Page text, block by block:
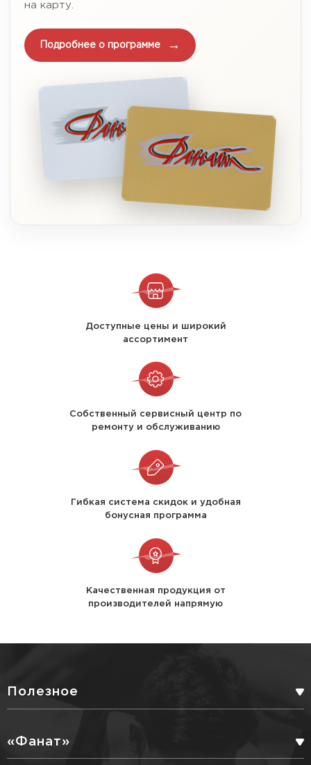
на карту.
Подробнее о программе
Доступные цены и широкий
ассортимент
Собственный сервисный центр по
ремонту и обслуживанию
Гибкая система скидок и удобная
бонусная программа
Качественная продукция от
производителей напрямую
Полезное
«Фанат»